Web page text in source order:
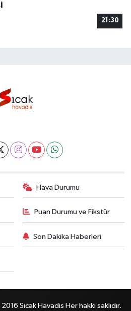
21:30
Hava Durumu
Puan Durumu ve Fikstür
Son Dakika Haberleri
Sıcak Havadis Her hakkı saklıdır.